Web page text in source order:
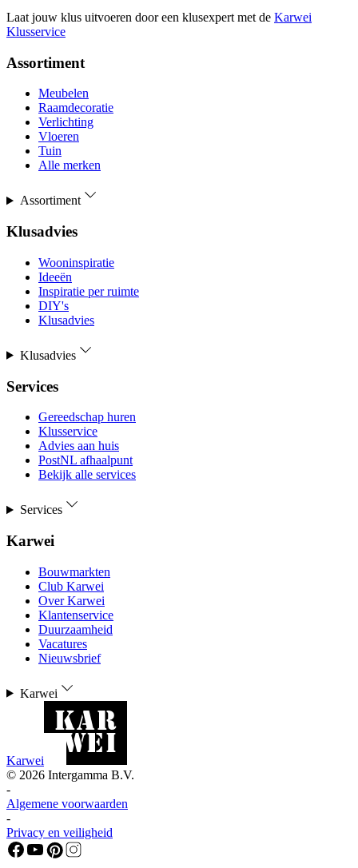
Laat jouw klus uitvoeren door een klusexpert met de Karwei
Klusservice
Assortiment
Meubelen
Raamdecoratie
Verlichting
Vloeren
Tuin
Alle merken
Assortiment
Klusadvies
Wooninspiratie
Ideeën
Inspiratie per ruimte
DIY's
Klusadvies
Klusadvies
Services
Gereedschap huren
Klusservice
Advies aan huis
PostNL afhaalpunt
Bekijk alle services
Services
Karwei
Bouwmarkten
Club Karwei
Over Karwei
Klantenservice
Duurzaamheid
Vacatures
Nieuwsbrief
Karwei
Karwei
© 2026 Intergamma B.V.
-
Algemene voorwaarden
-
Privacy en veiligheid